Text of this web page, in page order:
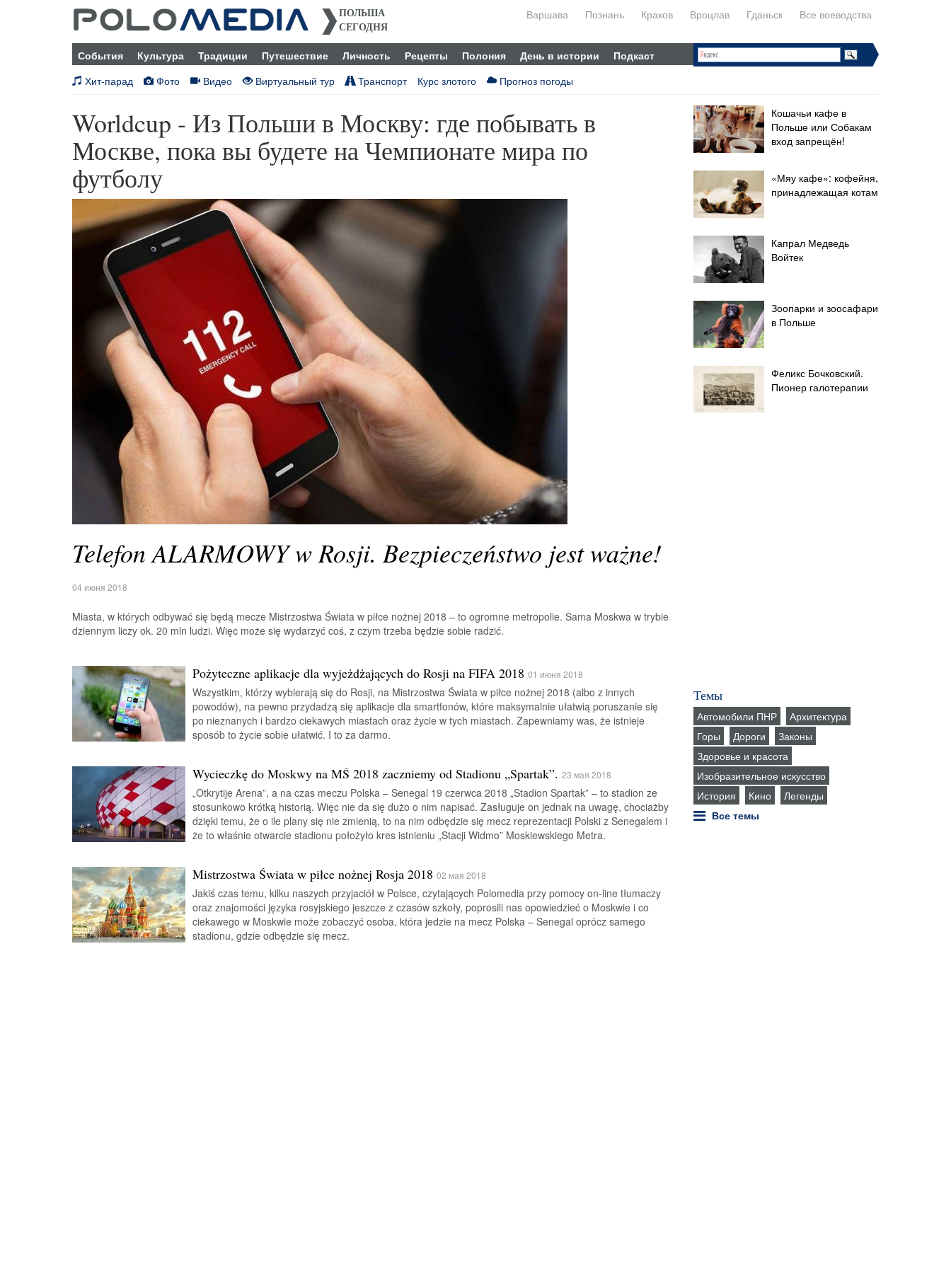
ПОЛЬША
СЕГОДНЯ
Варшава Познань Краков Вроцлав Гданьск Все воеводства
События Культура Традиции Путешествие Личность Рецепты Полония День в истории
Подкаст
Хит-парад
Фото Видео Виртуальный тур Транспорт Курс злотого Прогноз погоды
Кошачьи кафе в
Польше или Собакам
вход запрещён!
«Мяу кафе»: кофейня,
принадлежащая котам
Капрал Медведь
Войтек
Зоопарки и зоосафари
в Польше
Феликс Бочковский.
Пионер галотерапии
Worldcup - Из Польши в Москву: где побывать в
Москве, пока вы будете на Чемпионате мира по
футболу
Telefon ALARMOWY w Rosji. Bezpieczeństwo jest ważne!
04 июня 2018
Miasta, w których odbywać się będą mecze Mistrzostwa Świata w piłce nożnej 2018 – to ogromne metropolie. Sama Moskwa w trybie
dziennym liczy ok. 20 mln ludzi. Więc może się wydarzyć coś, z czym trzeba będzie sobie radzić.
Pożyteczne aplikacje dla wyjeżdżających do Rosji na FIFA 2018 01 июня 2018
Wszystkim, którzy wybierają się do Rosji, na Mistrzostwa Świata w piłce nożnej 2018 (albo z innych
powodów), na pewno przydadzą się aplikacje dla smartfonów, które maksymalnie ułatwią poruszanie się
po nieznanych i bardzo ciekawych miastach oraz życie w tych miastach. Zapewniamy was, że istnieje
sposób to życie sobie ułatwić. I to za darmo.
Wycieczkę do Moskwy na MŚ 2018 zaczniemy od Stadionu „Spartak”. 23 мая 2018
„Otkrytije Arena”, a na czas meczu Polska – Senegal 19 czerwca 2018 „Stadion Spartak” – to stadion ze
stosunkowo krótką historią. Więc nie da się dużo o nim napisać. Zasługuje on jednak na uwagę, chociażby
dzięki temu, że o ile plany się nie zmienią, to na nim odbędzie się mecz reprezentacji Polski z Senegalem i
że to właśnie otwarcie stadionu położyło kres istnieniu „Stacji Widmo” Moskiewskiego Metra.
Mistrzostwa Świata w piłce nożnej Rosja 2018 02 мая 2018
Jakiś czas temu, kilku naszych przyjaciół w Polsce, czytających Polomedia przy pomocy on-line tłumaczy
oraz znajomości języka rosyjskiego jeszcze z czasów szkoły, poprosili nas opowiedzieć o Moskwie i co
ciekawego w Moskwie może zobaczyć osoba, która jedzie na mecz Polska – Senegal oprócz samego
stadionu, gdzie odbędzie się mecz.
Темы
Автомобили ПНР
Архитектура
Горы
Дороги
Законы
Здоровье и красота
Изобразительное искусство
История
Кино
Легенды
Все темы